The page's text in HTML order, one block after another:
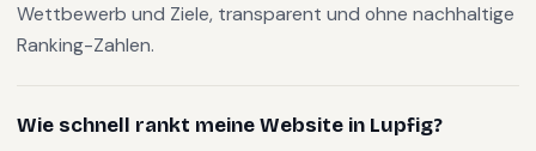
Wettbewerb und Ziele, transparent und ohne nachhaltige
Ranking-Zahlen.
Wie schnell rankt meine Website in Lupfig?